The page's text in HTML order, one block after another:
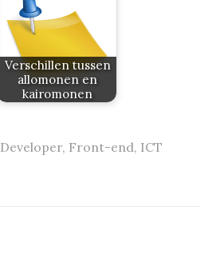
Verschillen tussen
allomonen en
kairomonen
Developer, Front-end, ICT